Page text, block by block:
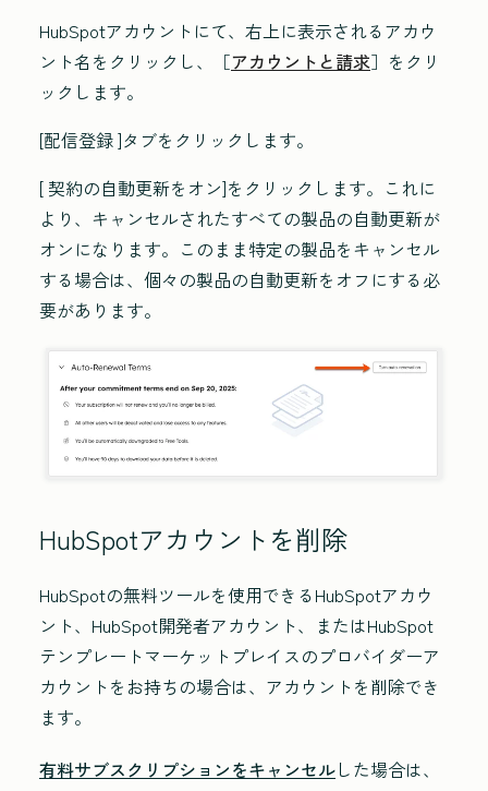
HubSpotアカウントにて、右上に表示されるアカウ
ント名をクリックし、［アカウントと請求］をクリ
ックします。
[配信登録]タブをクリックします。
[ 契約の自動更新をオン]をクリックします。これに
より、キャンセルされたすべての製品の自動更新が
オンになります。このまま特定の製品をキャンセル
する場合は、個々の製品の自動更新をオフにする必
要があります。
HubSpotアカウントを削除
HubSpotの無料ツールを使用できるHubSpotアカウ
ント、HubSpot開発者アカウント、またはHubSpot
テンプレートマーケットプレイスのプロバイダーア
カウントをお持ちの場合は、アカウントを削除でき
ます。
有料サブスクリプションをキャンセルした場合は、